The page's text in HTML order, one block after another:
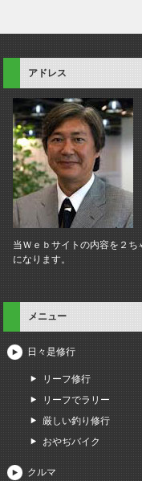
アドレス
当Ｗｅｂサイトの内容を２
になります。
メニュー
日々是修行
リーフ修行
リーフでラリー
厳しい釣り修行
おやぢバイク
クルマ